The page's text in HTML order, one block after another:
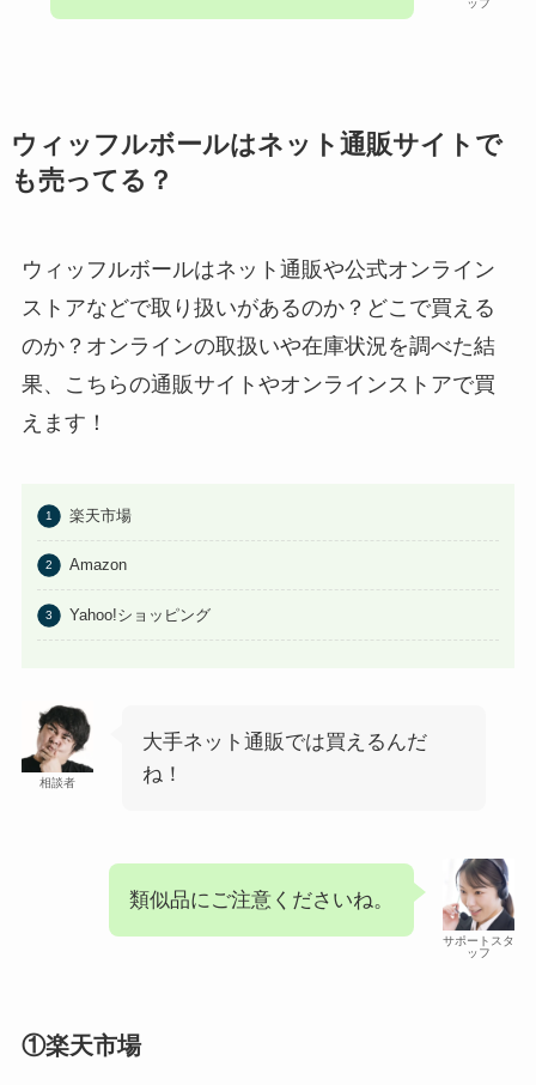
ウィッフルボールはネット通販サイトで
も売ってる？
ウィッフルボールはネット通販や公式オンライン
ストアなどで取り扱いがあるのか？どこで買える
のか？オンラインの取扱いや在庫状況を調べた結
果、こちらの通販サイトやオンラインストアで買
えます！
楽天市場
Amazon
Yahoo!ショッピング
相談者
大手ネット通販では買えるんだ
ね！
サポートスタ
ッフ
類似品にご注意くださいね。
①楽天市場